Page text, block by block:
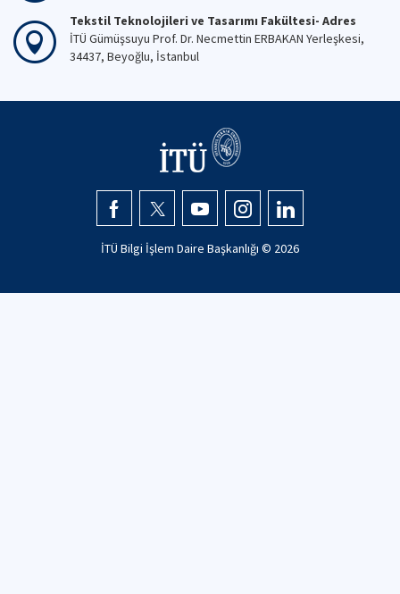
Tekstil Teknolojileri ve Tasarımı Fakültesi- Adres
İTÜ Gümüşsuyu Prof. Dr. Necmettin ERBAKAN Yerleşkesi,
34437, Beyoğlu, İstanbul
İTÜ Bilgi İşlem Daire Başkanlığı © 2026